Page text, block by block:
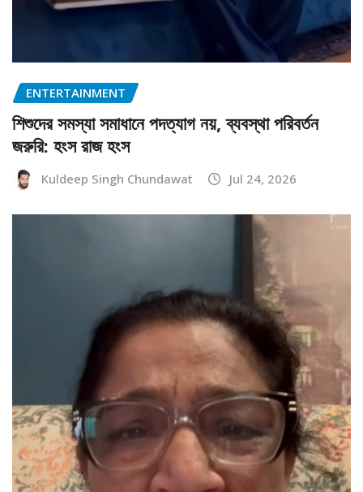
ENTERTAINMENT
শিশুদের সমস্যা সমাধানে পদত্যাগ নয়, ব্যবস্থা পরিবর্তন
জরুরি: হংস রাজ হংস
Kuldeep Singh Chundawat Jul 24, 2026